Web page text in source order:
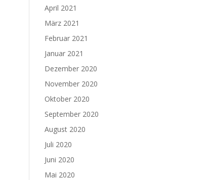
April 2021
März 2021
Februar 2021
Januar 2021
Dezember 2020
November 2020
Oktober 2020
September 2020
August 2020
Juli 2020
Juni 2020
Mai 2020